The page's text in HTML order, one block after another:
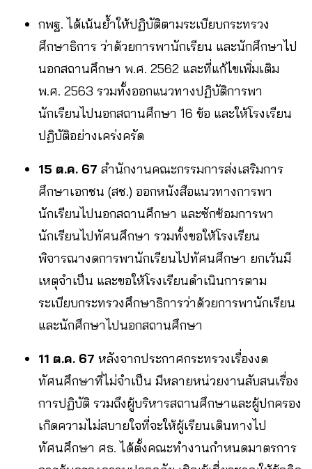
กพฐ. ได้เน้นย้ำให้ปฏิบัติตามระเบียบกระทรวง
ศึกษาธิการ ว่าด้วยการพานักเรียน และนักศึกษาไป
นอกสถานศึกษา พ.ศ. 2562 และที่แก้ไขเพิ่มเติม
พ.ศ. 2563 รวมทั้งออกแนวทางปฏิบัติการพา
นักเรียนไปนอกสถานศึกษา 16 ข้อ และให้โรงเรียน
ปฏิบัติอย่างเคร่งครัด
15 ต.ค. 67 สำนักงานคณะกรรมการส่งเสริมการ
ศึกษาเอกชน (สช.) ออกหนังสือแนวทางการพา
นักเรียนไปนอกสถานศึกษา และซักซ้อมการพา
นักเรียนไปทัศนศึกษา รวมทั้งขอให้โรงเรียน
พิจารณางดการพานักเรียนไปทัศนศึกษา ยกเว้นมี
เหตุจำเป็น และขอให้โรงเรียนดำเนินการตาม
ระเบียบกระทรวงศึกษาธิการว่าด้วยการพานักเรียน
และนักศึกษาไปนอกสถานศึกษา
11 ต.ค. 67 หลังจากประกาศกระทรวงเรื่องงด
ทัศนศึกษาที่ไม่จำเป็น มีหลายหน่วยงานสับสนเรื่อง
การปฏิบัติ รวมถึงผู้บริหารสถานศึกษาและผู้ปกครอง
เกิดความไม่สบายใจที่จะให้ผู้เรียนเดินทางไป
ทัศนศึกษา ศธ. ได้ตั้งคณะทำงานกำหนดมาตรการ